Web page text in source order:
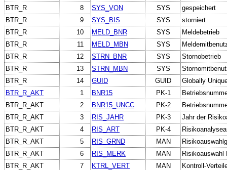
BTR_R
8 SYS_VON SYS
gespeichert
BTR_R
9 SYS_BIS SYS
storniert
BTR_R
10 MELD_BNR SYS
Meldebetrieb
BTR_R
11 MELD_MBN SYS
BTR_R
12 STRN_BNR SYS
Stornobetrieb
BTR_R
13 STRN_MBN SYS
BTR_R
14 GUID GUID
Globally
BTR_R_AKT
1 BNR15 PK-1
BTR_R_AKT
2 BNR15_UNCC PK-2
BTR_R_AKT
3 RIS_JAHR PK-3
Jahr der
BTR_R_AKT
4 RIS_ART PK-4
BTR_R_AKT
5 RIS_GRND MAN
BTR_R_AKT
6 RIS_MERK MAN
Risikoauswahl
BTR_R_AKT
7 KTRL_VERT MAN
Kontroll-